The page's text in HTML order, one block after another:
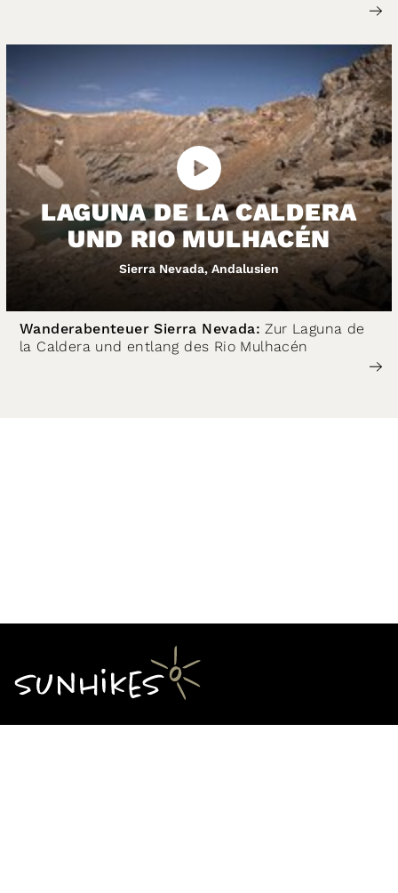
LAGUNA DE LA CALDERA
UND RIO MULHACÉN
Sierra Nevada, Andalusien
Wanderabenteuer Sierra Nevada:Zur Laguna de
la Caldera und entlang des Rio Mulhacén